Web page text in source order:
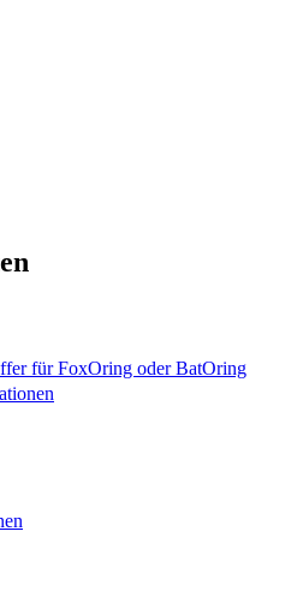
für FoxOring oder BatOring